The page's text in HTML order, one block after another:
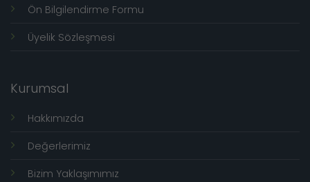
Ön Bilgilendirme Formu
Üyelik Sözleşmesi
Kurumsal
Hakkımızda
Değerlerimiz
Bizim Yaklaşımımız